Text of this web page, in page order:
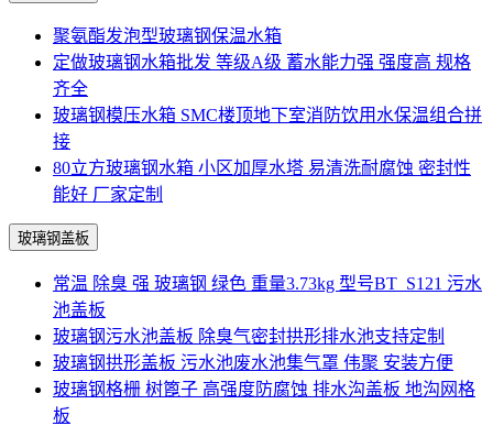
聚氨酯发泡型玻璃钢保温水箱
定做玻璃钢水箱批发 等级A级 蓄水能力强 强度高 规格
齐全
玻璃钢模压水箱 SMC楼顶地下室消防饮用水保温组合拼
接
80立方玻璃钢水箱 小区加厚水塔 易清洗耐腐蚀 密封性
能好 厂家定制
玻璃钢盖板
常温 除臭 强 玻璃钢 绿色 重量3.73kg 型号BT_S121 污水
池盖板
玻璃钢污水池盖板 除臭气密封拱形排水池支持定制
玻璃钢拱形盖板 污水池废水池集气罩 伟聚 安装方便
玻璃钢格栅 树篦子 高强度防腐蚀 排水沟盖板 地沟网格
板